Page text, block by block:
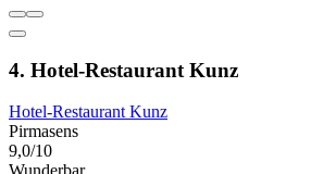
4. Hotel-Restaurant Kunz
Hotel-Restaurant Kunz
Pirmasens
9,0/10